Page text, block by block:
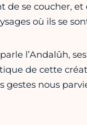
se coucher, et
où ils se
l’Andalûh,
de cette
gestes nous